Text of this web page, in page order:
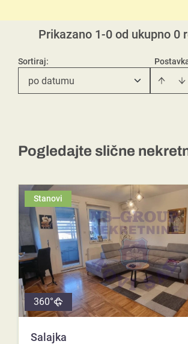
Prikazano 1-0 od ukupno 0
Sortiraj:
po datumu
Pogledajte slične
Stanovi
360°
Salajka